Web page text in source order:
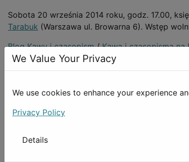
Sobota 20 września 2014 roku, godz. 17.00,
Tarabuk (Warszawa ul. Browarna 6). Wstęp
Blog Kawy i czasopism/Kawa i czasopisma na
We Value Your Privacy
We use cookies to enhance your experience
Privacy Policy
Details